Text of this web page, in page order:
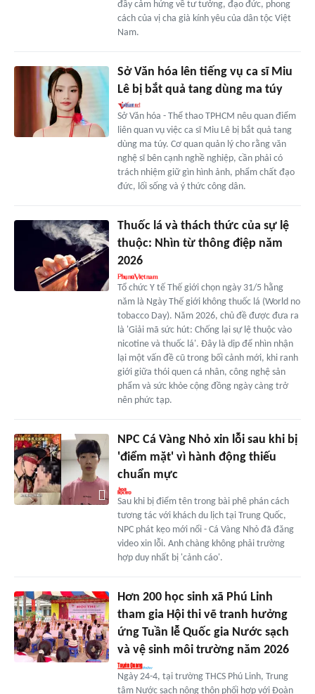
đầy cảm hứng về tư tưởng, đạo đức, phong
cách của vị cha già kính yêu của dân tộc Việt
Nam.
Sở Văn hóa lên tiếng vụ ca sĩ Miu
Lê bị bắt quả tang dùng ma túy
Sở Văn hóa - Thể thao TPHCM nêu quan điểm
liên quan vụ việc ca sĩ Miu Lê bị bắt quả tang
dùng ma túy. Cơ quan quản lý cho rằng văn
nghệ sĩ bên cạnh nghề nghiệp, cần phải có
trách nhiệm giữ gìn hình ảnh, phẩm chất đạo
đức, lối sống và ý thức công dân.
Thuốc lá và thách thức của sự lệ
thuộc: Nhìn từ thông điệp năm
2026
Tổ chức Y tế Thế giới chọn ngày 31/5 hằng
năm là Ngày Thế giới không thuốc lá (World no
tobacco Day). Năm 2026, chủ đề được đưa ra
là 'Giải mã sức hút: Chống lại sự lệ thuộc vào
nicotine và thuốc lá'. Đây là dịp để nhìn nhận
lại một vấn đề cũ trong bối cảnh mới, khi ranh
giới giữa thói quen cá nhân, công nghệ sản
phẩm và sức khỏe cộng đồng ngày càng trở
nên phức tạp.
NPC Cá Vàng Nhỏ xin lỗi sau khi bị
'điểm mặt' vì hành động thiếu
chuẩn mực
Sau khi bị điểm tên trong bài phê phán cách
tương tác với khách du lịch tại Trung Quốc,
NPC phát kẹo mới nổi - Cá Vàng Nhỏ đã đăng
video xin lỗi. Anh chàng không phải trường
hợp duy nhất bị 'cảnh cáo'.
Hơn 200 học sinh xã Phú Linh
tham gia Hội thi vẽ tranh hưởng
ứng Tuần lễ Quốc gia Nước sạch
và vệ sinh môi trường năm 2026
Ngày 24-4, tại trường THCS Phú Linh, Trung
tâm Nước sạch nông thôn phối hợp với Đoàn